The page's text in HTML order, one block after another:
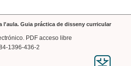
l'aula. Guia práctica de disseny curricular
PDF acceso libre
1396-436-2